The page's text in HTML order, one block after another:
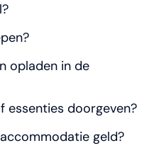
opladen in de
essenties doorgeven?
geld?